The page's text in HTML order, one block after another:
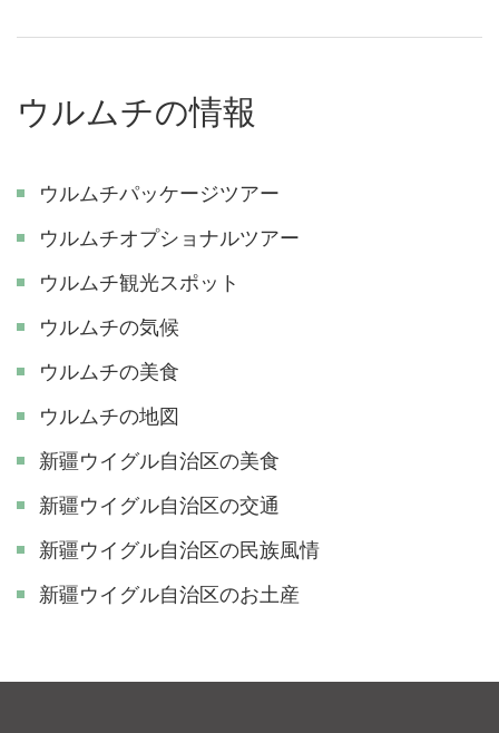
ウルムチの情報
ウルムチパッケージツアー
ウルムチオプショナルツアー
ウルムチ観光スポット
ウルムチの気候
ウルムチの美食
ウルムチの地図
新疆ウイグル自治区の美食
新疆ウイグル自治区の交通
新疆ウイグル自治区の民族風情
新疆ウイグル自治区のお土産